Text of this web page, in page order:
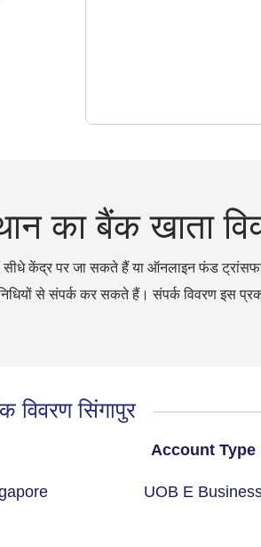
का बैंक खाता
सीधे केंद्र पर जा सकते हैं या ऑनलाइन फंड
से संपर्क कर सकते हैं। संपर्क विवरण इस
विवरण सिंगापुर
Account Type
UOB E